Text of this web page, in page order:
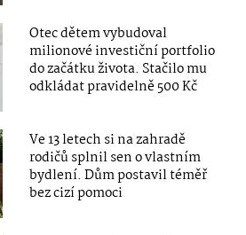
Otec dětem vybudoval
milionové investiční portfolio
do začátku života. Stačilo mu
odkládat pravidelně 500 Kč
Ve 13 letech si na zahradě
rodičů splnil sen o vlastním
bydlení. Dům postavil téměř
bez cizí pomoci